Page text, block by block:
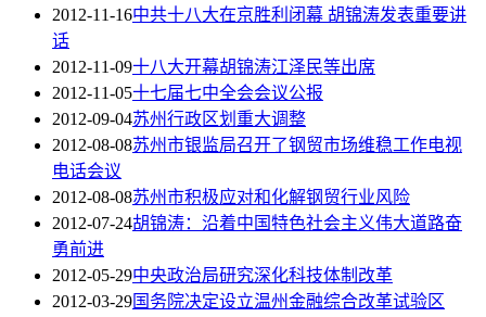
2012-11-16中共十八大在京胜利闭幕 胡锦涛发表重要讲
话
2012-11-09十八大开幕胡锦涛江泽民等出席
2012-11-05十七届七中全会会议公报
2012-09-04苏州行政区划重大调整
2012-08-08苏州市银监局召开了钢贸市场维稳工作电视
电话会议
2012-08-08苏州市积极应对和化解钢贸行业风险
2012-07-24胡锦涛：沿着中国特色社会主义伟大道路奋
勇前进
2012-05-29中央政治局研究深化科技体制改革
2012-03-29国务院决定设立温州金融综合改革试验区